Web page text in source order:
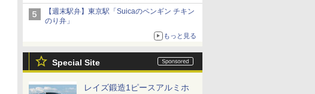
も使える
【週末駅弁】東京駅「Suicaのペンギン チキン
のり弁」
もっと見る
Special Site
レイズ鍛造1ピースアルミホ